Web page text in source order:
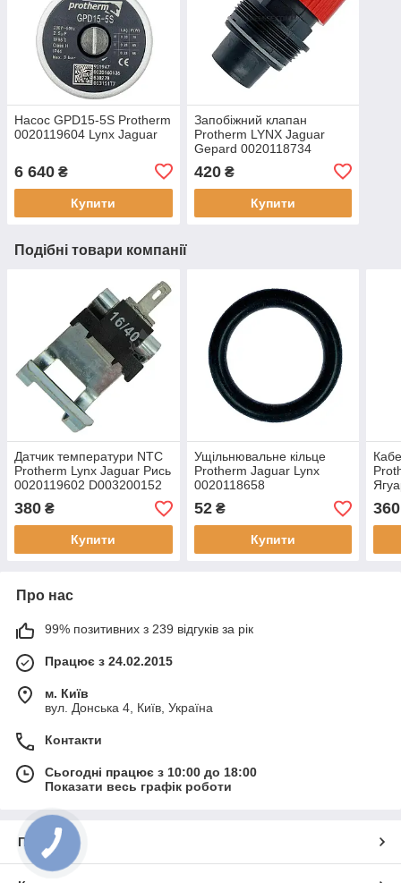
Насос GPD15-5S Protherm
0020119604 Lynx Jaguar
6 640 ₴
Купити
Запобіжний клапан
Protherm LYNX Jaguar
Gepard 0020118734
420₴
Купити
Подібні товари компанії
Датчик температури NTC
Protherm Lynx Jaguar Рись
0020119602 D003200152
380 ₴
Купити
Ущільнювальне кільце
Protherm Jaguar Lynx
0020118658
52₴
Купити
360
Про нас
99% позитивних з 239 відгуків за рік
Працює з 24.02.2015
м. Київ
вул. Донська 4, Київ, Україна
Контакти
Сьогодні працює з 10:00 до 18:00
Показати весь графік роботи
Про нас